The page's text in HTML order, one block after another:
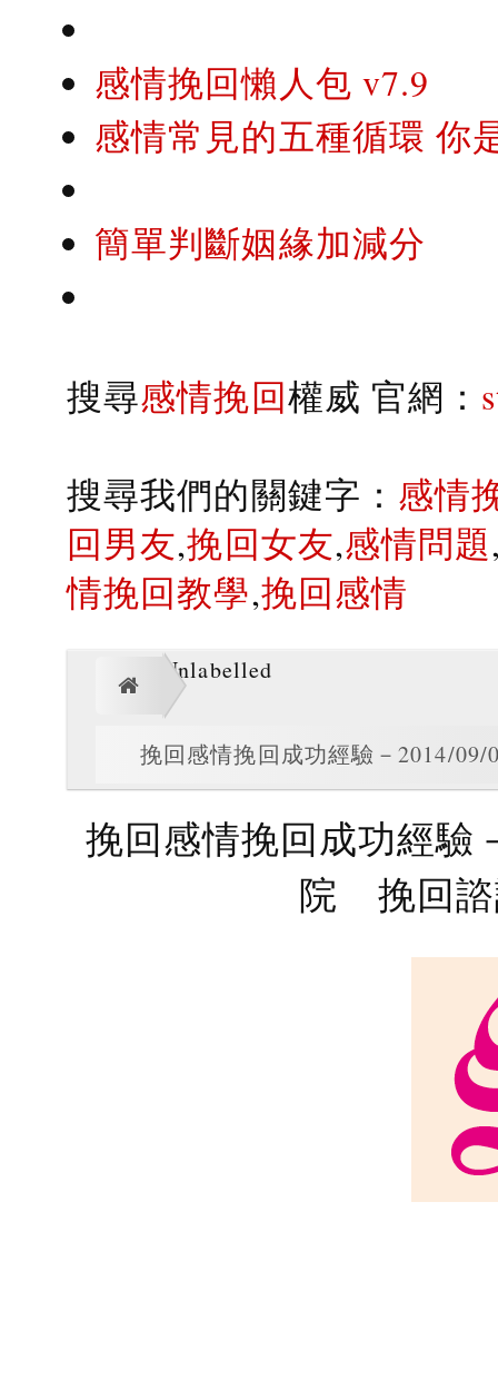
感情挽回懶人包 v7.9
感情常見的五種循環 你
簡單判斷姻緣加減分
搜尋感情挽回權威 官網：
搜尋我們的關鍵字： 感情
回男友,挽回女友,感情問題
情挽回教學,挽回感情
Unlabelled
挽回感情挽回成功經驗－2014/
挽回感情挽回成功經驗
院 挽回諮